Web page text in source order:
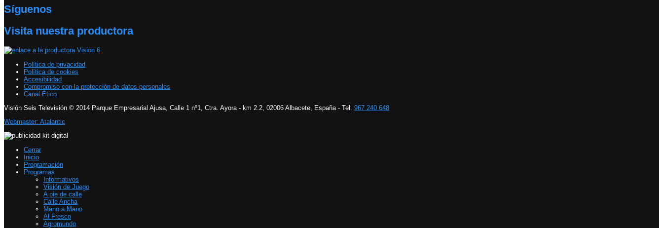
Síguenos
Visita nuestra productora
Política de privacidad
Política de cookies
Accesibilidad
Compromiso con la protección de datos personales
Canal Ético
Visión Seis Televisión © 2014 Parque Empresarial Ajusa, Calle 1 nº1, Ctra. Ayora - km 2.2, 02006 Albacete, España - Tel. 967 240 648
Webmaster: Atalantic
Cerrar
Inicio
Programación
Programas
Informativos
Visión de Juego
A pie de calle
Calle Ancha
Mano a Mano
Al Fresco
Agromundo